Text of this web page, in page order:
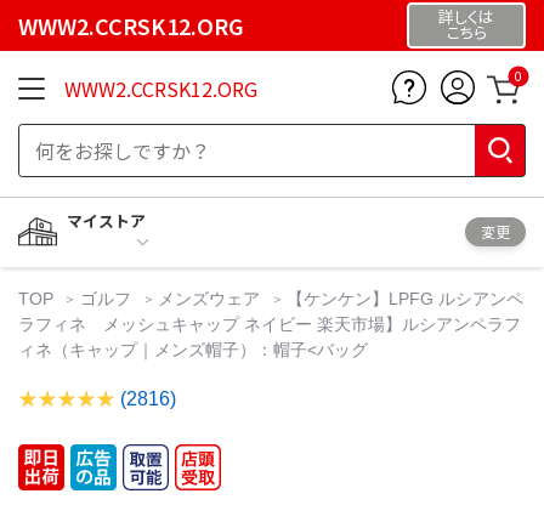
WWW2.CCRSK12.ORG 詳しくは
こちら
WWW2.CCRSK12.ORG 0
マイストア
変更
TOP ゴルフ メンズウェア
【ケンケン】LPFG ルシアンペ
ラフィネ メッシュキャップ ネイビー 楽天市場】ルシアンペラフ
ィネ（キャップ｜メンズ帽子）：帽子<バッグ
(2816)